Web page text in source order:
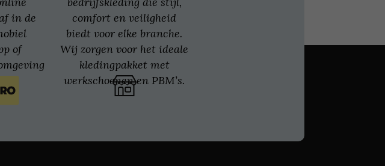
in de
of
comfort en veiligheid
biedt voor elke branche.
Wij zorgen voor het ideale
kledingpakket met
werkschoenen en PBM’s.